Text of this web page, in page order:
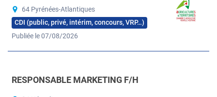
64 Pyrénées-Atlantiques
CDI (public, privé, intérim, concours, VRP…)
Publiée le 07/08/2026
RESPONSABLE MARKETING F/H